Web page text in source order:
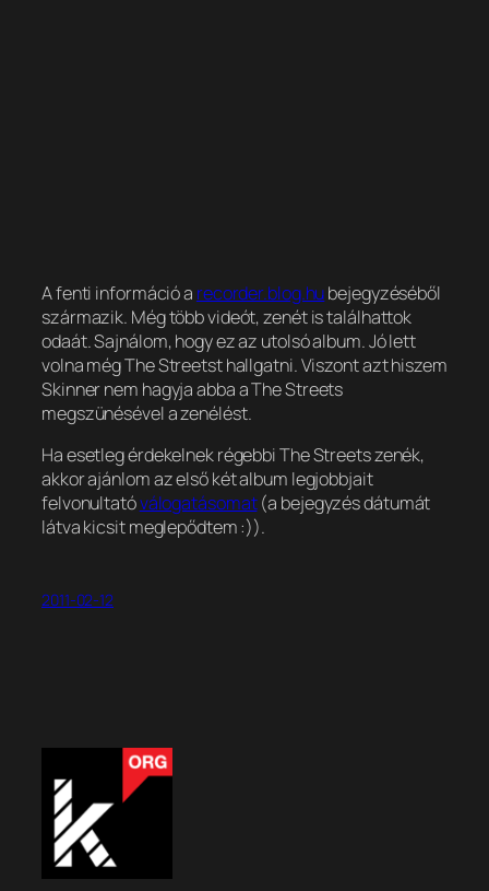
A fenti információ a recorder.blog.hubejegyzéséből
származik. Még több videót, zenét is találhattok
odaát. Sajnálom, hogy ez az utolsó album. Jó lett
volna még The Streetst hallgatni. Viszont azt hiszem
Skinner nem hagyja abba a The Streets
megszünésével a zenélést.
Ha esetleg érdekelnek régebbi The Streets zenék,
akkor ajánlom az első két album legjobbjait
felvonultatóválogatásomat(a bejegyzés dátumát
látva kicsit meglepődtem :)).
2011-02-12